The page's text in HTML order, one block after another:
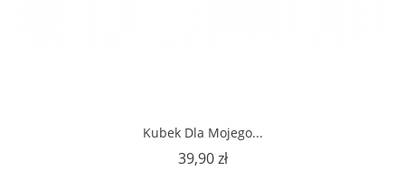
Kubek Dla Mojego...
39,90 złCena